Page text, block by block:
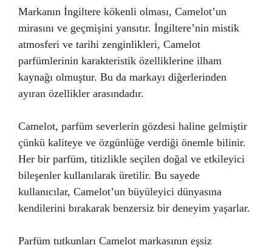
Markanın İngiltere kökenli olması, Camelot’un
mirasını ve geçmişini yansıtır. İngiltere’nin mistik
atmosferi ve tarihi zenginlikleri, Camelot
parfümlerinin karakteristik özelliklerine ilham
kaynağı olmuştur. Bu da markayı diğerlerinden
ayıran özellikler arasındadır.
Camelot, parfüm severlerin gözdesi haline gelmiştir
çünkü kaliteye ve özgünlüğe verdiği önemle bilinir.
Her bir parfüm, titizlikle seçilen doğal ve etkileyici
bileşenler kullanılarak üretilir. Bu sayede
kullanıcılar, Camelot’un büyüleyici dünyasına
kendilerini bırakarak benzersiz bir deneyim yaşarlar.
Parfüm tutkunları Camelot markasının eşsiz